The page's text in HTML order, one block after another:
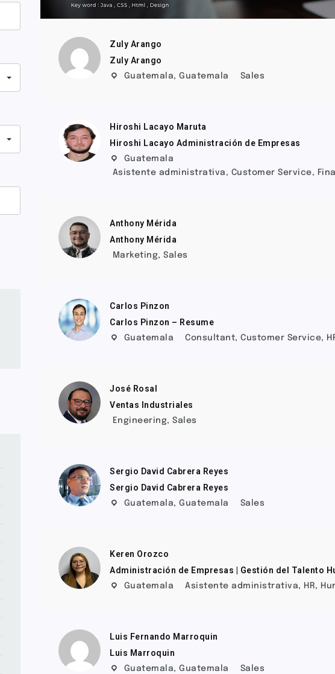
Zuly Arango
Zuly Arango
Guatemala,Guatemala Sales
Hiroshi Lacayo Maruta
Hiroshi Lacayo Administración de Empresas
Guatemala
Asistente administrativa , Customer Service,
Anthony Mérida
Anthony Mérida
Marketing,Sales
Carlos Pinzon
Carlos Pinzon – Resume
Guatemala Consultant,Customer Service,
José Rosal
Ventas Industriales
Engineering,Sales
Sergio David Cabrera Reyes
Sergio David Cabrera Reyes
Guatemala,Guatemala Sales
Keren Orozco
Administración de Empresas | Gestión del Talento
Guatemala Asistente administrativa, HR,
Luis Fernando Marroquin
Luis Marroquin
Guatemala,Guatemala Sales